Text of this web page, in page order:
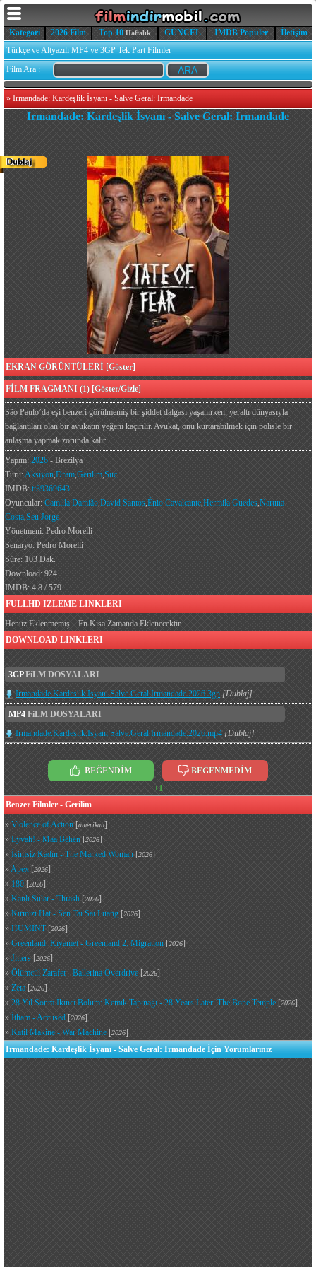
Kategori 2026 Film Top 10 Haftalık GÜNCEL IMDB Popüler
İletişim
Türkçe ve Altyazılı MP4 ve 3GP Tek Part Filmler
Film Ara :
» Irmandade: Kardeşlik İsyanı - Salve Geral: Irmandade
Irmandade: Kardeşlik İsyanı - Salve Geral: Irmandade
EKRAN GÖRÜNTÜLERİ [Göster]
FİLM FRAGMANI (1) [Göster/Gizle]
São Paulo’da eşi benzeri görülmemiş bir şiddet dalgası yaşanırken, yeraltı dünyasıyla
bağlantıları olan bir avukatın yeğeni kaçırılır. Avukat, onu kurtarabilmek için polisle bir
anlaşma yapmak zorunda kalır.
Yapım: 2026 - Brezilya
Türü:Aksiyon,Dram,Gerilim,Suç
IMDB: tt39369643
Oyuncular: Camilla Damião,David Santos,Ênio Cavalcante,Hermila Guedes,Naruna
Costa,Seu Jorge
Yönetmeni: Pedro Morelli
Senaryo: Pedro Morelli
Süre: 103 Dak.
Download: 924
IMDB: 4.8 / 579
FULLHD IZLEME LINKLERI
Henüz Eklenmemiş... En Kısa Zamanda Eklenecektir...
DOWNLOAD LINKLERI
3GPFiLM DOSYALARI
Irmandade.Kardeslik.Isyani.Salve.Geral.Irmandade.2026.3gp [Dublaj]
MP4 FiLM DOSYALARI
Irmandade.Kardeslik.Isyani.Salve.Geral.Irmandade.2026.mp4 [Dublaj]
BEĞENDİM
BEĞENMEDİM
+1
Benzer Filmler - Gerilim
» Violence of Action [amerikan]
» Eyvah! - Maa Behen [2026]
» İsimsiz Kadın - The Marked Woman [2026]
»Apex [2026]
» 180 [2026]
» Kanlı Sular - Thrash [2026]
» Kırmızı Hat - Sen Tai Sai Luang [2026]
» HUMINT[2026]
» Greenland: Kıyamet - Greenland 2: Migration [2026]
» Jitters [2026]
» Ölümcül Zarafet - Ballerina Overdrive [2026]
» Zeta [2026]
» 28 Yıl Sonra İkinci Bölüm: Kemik Tapınağı - 28 Years Later: The Bone Temple [2026]
» İtham - Accused [2026]
» Katil Makine - War Machine [2026]
Irmandade: Kardeşlik İsyanı - Salve Geral: Irmandade İçin Yorumlarınız